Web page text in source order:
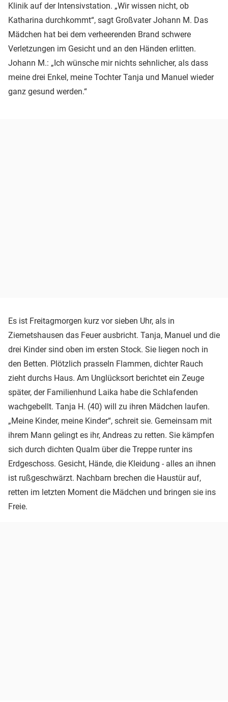
Klinik auf der Intensivstation. „Wir wissen nicht, ob
Katharina durchkommt“, sagt Großvater Johann M. Das
Mädchen hat bei dem verheerenden Brand schwere
Verletzungen im Gesicht und an den Händen erlitten.
Johann M.: „Ich wünsche mir nichts sehnlicher, als dass
meine drei Enkel, meine Tochter Tanja und Manuel wieder
ganz gesund werden.“
Es ist Freitagmorgen kurz vor sieben Uhr, als in
Ziemetshausen das Feuer ausbricht. Tanja, Manuel und die
drei Kinder sind oben im ersten Stock. Sie liegen noch in
den Betten. Plötzlich prasseln Flammen, dichter Rauch
zieht durchs Haus. Am Unglücksort berichtet ein Zeuge
später, der Familienhund Laika habe die Schlafenden
wachgebellt. Tanja H. (40) will zu ihren Mädchen laufen.
„Meine Kinder, meine Kinder“, schreit sie. Gemeinsam mit
ihrem Mann gelingt es ihr, Andreas zu retten. Sie kämpfen
sich durch dichten Qualm über die Treppe runter ins
Erdgeschoss. Gesicht, Hände, die Kleidung - alles an ihnen
ist rußgeschwärzt. Nachbarn brechen die Haustür auf,
retten im letzten Moment die Mädchen und bringen sie ins
Freie.